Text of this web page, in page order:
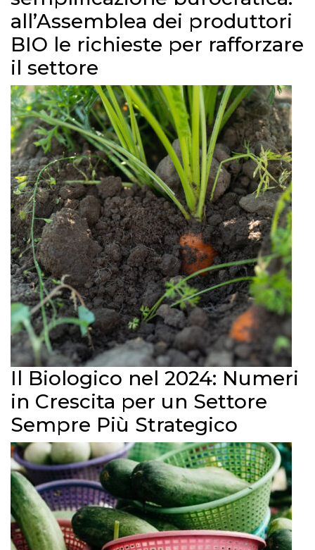
all’Assemblea dei produttori
BIO le richieste per rafforzare
il settore
Il Biologico nel 2024: Numeri
in Crescita per un Settore
Sempre Più Strategico